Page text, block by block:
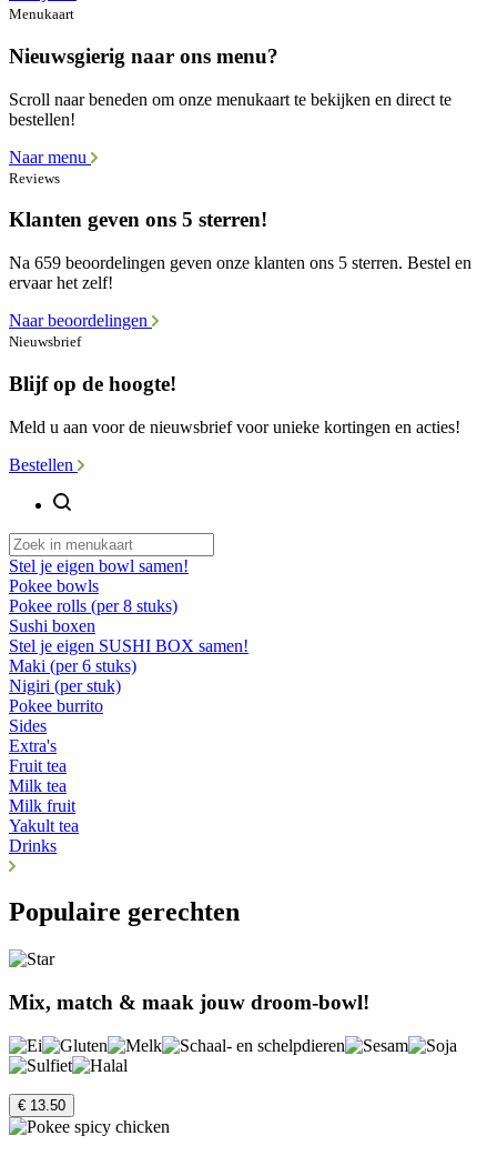
Menukaart
Nieuwsgierig naar ons menu?
Scroll naar beneden om onze menukaart te bekijken en direct te
bestellen!
Naar menu
Reviews
Klanten geven ons 5 sterren!
Na 659 beoordelingen geven onze klanten ons 5 sterren. Bestel en
ervaar het zelf!
Naar beoordelingen
Nieuwsbrief
Blijf op de hoogte!
Meld u aan voor de nieuwsbrief voor unieke kortingen en acties!
Bestellen
Stel je eigen bowl samen!
Pokee bowls
Pokee rolls (per 8 stuks)
Sushi boxen
Stel je eigen SUSHI BOX samen!
Maki (per 6 stuks)
Nigiri (per stuk)
Pokee burrito
Sides
Extra's
Fruit tea
Milk tea
Milk fruit
Yakult tea
Drinks
Populaire gerechten
Mix, match & maak jouw droom-bowl!
€ 13.50